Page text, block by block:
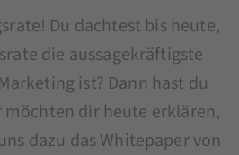
Du dachtest bis heute,
die aussagekräftigste
ist? Dann hast du
möchten dir heute erklären,
dazu das Whitepaper von